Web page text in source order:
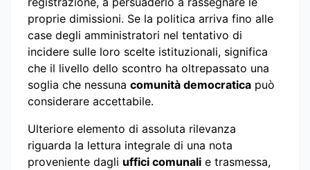
proprie dimissioni. Se la politica arriva fino alle
case degli amministratori nel tentativo di
incidere sulle loro scelte istituzionali, significa
che il livello dello scontro ha oltrepassato una
soglia che nessuna comunità democratica può
considerare accettabile.
Ulteriore elemento di assoluta rilevanza
riguarda la lettura integrale di una nota
proveniente dagli uffici comunali e trasmessa,